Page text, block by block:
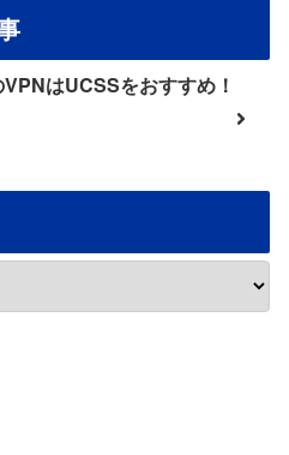
はUCSSをおすすめ！